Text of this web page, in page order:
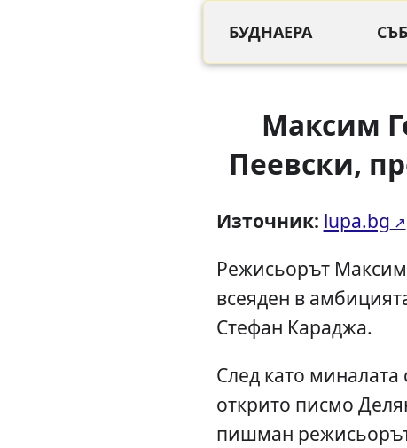
БУДНАЕРА
Максим
Пеевски,
Източник: lupa.bg
Режисьорът
всеяден в
Стефан Караджа.
След като
открито писмо
пишман